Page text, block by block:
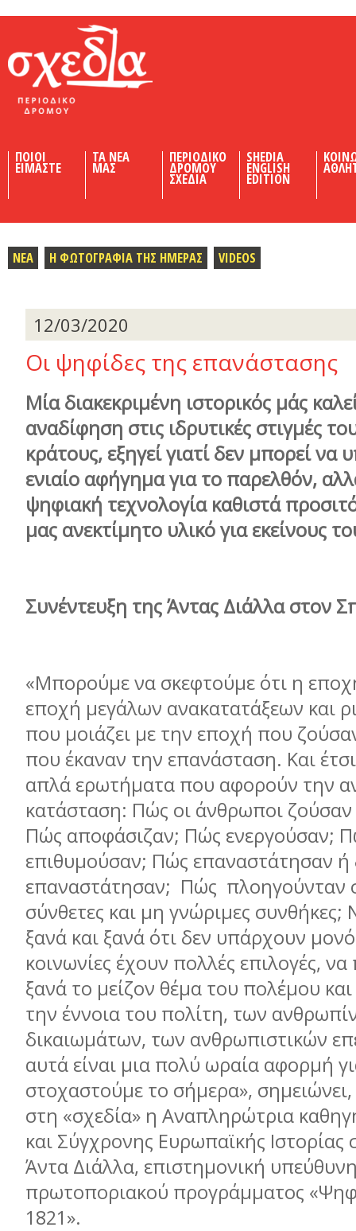
ΠΟΙΟΙ
ΕΙΜΑΣΤΕ
ΤΑ ΝΕΑ
ΜΑΣ
ΠΕΡΙΟΔΙΚΟ
ΔΡΟΜΟΥ
ΣΧΕΔΙΑ
SHEDIA
ENGLISH
EDITION
ΝΕΑ Η ΦΩΤΟΓΡΑΦΙΑ ΤΗΣ ΗΜΕΡΑΣ VIDEOS
12/03/2020
Οι ψηφίδες της επανάστασης
Μία διακεκριμένη ιστορικός μάς
αναδίφηση στις ιδρυτικές στιγμές
κράτους, εξηγεί γιατί δεν μπορεί να
ενιαίο αφήγημα για το παρελθόν,
ψηφιακή τεχνολογία καθιστά
μας ανεκτίμητο υλικό για εκείνους
Συνέντευξη της Άντας Διάλλα στον
«Μπορούμε να σκεφτούμε ότι η
εποχή μεγάλων ανακατατάξεων και
που μοιάζει με την εποχή που
που έκαναν την επανάσταση. Και
απλά ερωτήματα που αφορούν την
κατάσταση: Πώς οι άνθρωποι ζούσαν
Πώς αποφάσιζαν; Πώς ενεργούσαν;
επιθυμούσαν; Πώς επαναστάτησαν ή
επαναστάτησαν; Πώς πλοηγούνταν
σύνθετες και μη γνώριμες συνθήκες;
ξανά και ξανά ότι δεν υπάρχουν
κοινωνίες έχουν πολλές επιλογές,
ξανά το μείζον θέμα του πολέμου
την έννοια του πολίτη, των
δικαιωμάτων, των ανθρωπιστικών
αυτά είναι μια πολύ ωραία αφορμή
στοχαστούμε το σήμερα»,
στη «σχεδία» η Αναπληρώτρια
και Σύγχρονης Ευρωπαϊκής
Άντα Διάλλα, επιστημονική
πρωτοποριακού προγράμματος
1821».